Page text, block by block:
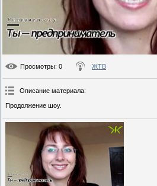
Просмотры: 0 ЖТВ
Описание материала:
Продолжение шоу.